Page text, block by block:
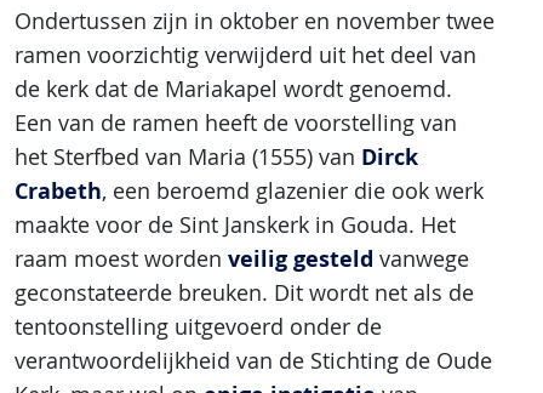
Ondertussen zijn in oktober en november twee
ramen voorzichtig verwijderd uit het deel van
de kerk dat de Mariakapel wordt genoemd.
Een van de ramen heeft de voorstelling van
het Sterfbed van Maria (1555) van Dirck
Crabeth, een beroemd glazenier die ook werk
maakte voor de Sint Janskerk in Gouda. Het
raam moest worden veilig gesteld vanwege
geconstateerde breuken. Dit wordt net als de
tentoonstelling uitgevoerd onder de
verantwoordelijkheid van de Stichting de Oude